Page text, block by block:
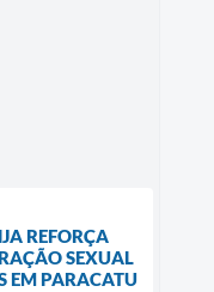
REFORÇA
SEXUAL
EM PARACATU